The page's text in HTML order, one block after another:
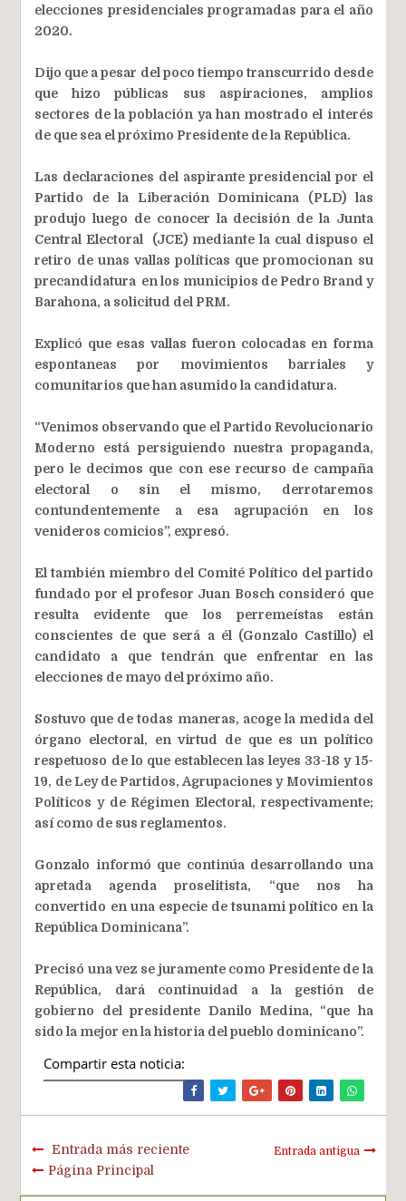
elecciones presidenciales programadas para el año
2020.
Dijo que a pesar del poco tiempo transcurrido desde
que hizo públicas sus aspiraciones, amplios
sectores de la población ya han mostrado el interés
de que sea el próximo Presidente de la República.
Las declaraciones del aspirante presidencial por el
Partido de la Liberación Dominicana (PLD) las
produjo luego de conocer la decisión de la Junta
Central Electoral (JCE) mediante la cual dispuso el
retiro de unas vallas políticas que promocionan su
precandidatura en los municipios de Pedro Brand y
Barahona, a solicitud del PRM.
Explicó que esas vallas fueron colocadas en forma
espontaneas por movimientos barriales y
comunitarios que han asumido la candidatura.
“Venimos observando que el Partido Revolucionario
Moderno está persiguiendo nuestra propaganda,
pero le decimos que con ese recurso de campaña
electoral o sin el mismo, derrotaremos
contundentemente a esa agrupación en los
venideros comicios”, expresó.
El también miembro del Comité Político del partido
fundado por el profesor Juan Bosch consideró que
resulta evidente que los perremeístas están
conscientes de que será a él (Gonzalo Castillo) el
candidato a que tendrán que enfrentar en las
elecciones de mayo del próximo año.
Sostuvo que de todas maneras, acoge la medida del
órgano electoral, en virtud de que es un político
respetuoso de lo que establecen las leyes 33-18 y 15-
19, de Ley de Partidos, Agrupaciones y Movimientos
Políticos y de Régimen Electoral, respectivamente;
así como de sus reglamentos.
Gonzalo informó que continúa desarrollando una
apretada agenda proselitista, “que nos ha
convertido en una especie de tsunami político en la
República Dominicana”.
Precisó una vez se juramente como Presidente de la
República, dará continuidad a la gestión de
gobierno del presidente Danilo Medina, “que ha
sido la mejor en la historia del pueblo dominicano”.
Compartir esta noticia:
Entrada más reciente Entrada antigua
Página Principal